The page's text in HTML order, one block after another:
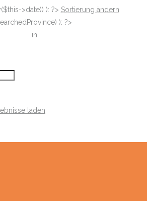
>date)) ): ?> Sortierung ändern
): ?>
in
laden